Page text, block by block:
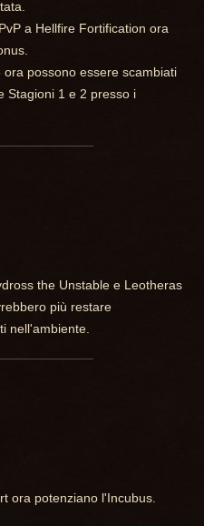
a Hellfire Fortification ora
possono essere scambiati
Stagioni 1 e 2 presso i
the Unstable e Leotheras
più restare
nell'ambiente.
ora potenziano l'Incubus.